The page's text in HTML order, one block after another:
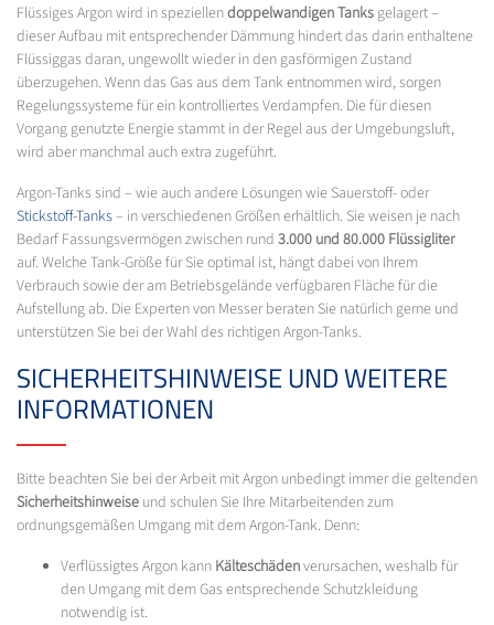
Flüssiges Argon wird in speziellendoppelwandigen Tanks gelagert –
dieser Aufbau mit entsprechender Dämmung hindert das darin enthaltene
Flüssiggas daran, ungewollt wieder in den gasförmigen Zustand
überzugehen. Wenn das Gas aus dem Tank entnommen wird, sorgen
Regelungssysteme für ein kontrolliertes Verdampfen. Die für diesen
Vorgang genutzte Energie stammt in der Regel aus der Umgebungsluft,
wird aber manchmal auch extra zugeführt.
Argon-Tanks sind – wie auch andere Lösungen wie Sauerstoff- oder
Stickstoff-Tanks– in verschiedenen Größen erhältlich. Sie weisen je nach
Bedarf Fassungsvermögen zwischen rund 3.000 und 80.000 Flüssigliter
auf. Welche Tank-Größe für Sie optimal ist, hängt dabei von Ihrem
Verbrauch sowie der am Betriebsgelände verfügbaren Fläche für die
Aufstellung ab. Die Experten von Messer beraten Sie natürlich gerne und
unterstützen Sie bei der Wahl des richtigen Argon-Tanks.
SICHERHEITSHINWEISE UND WEITERE
INFORMATIONEN
Bitte beachten Sie bei der Arbeit mit Argon unbedingt immer die geltenden
Sicherheitshinweise und schulen Sie Ihre Mitarbeitenden zum
ordnungsgemäßen Umgang mit dem Argon-Tank. Denn:
Verflüssigtes Argon kann Kälteschädenverursachen, weshalb für
den Umgang mit dem Gas entsprechende Schutzkleidung
notwendig ist.